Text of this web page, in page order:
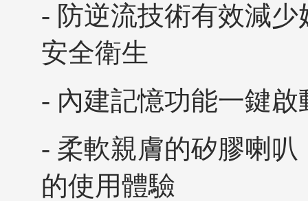
- 防逆流技術有效減
安全衛生
- 內建記憶功能一鍵
- 柔軟親膚的矽膠喇
的使用體驗